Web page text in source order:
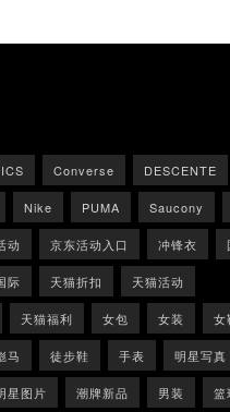
Converse DESCENTE
Nike PUMA Saucony
动 京东活动入口 冲锋衣
际 天猫折扣 天猫活动
天猫福利 女包 女装 女
马 徒步鞋 手表 明星写真
星图片 潮牌新品 男装 篮